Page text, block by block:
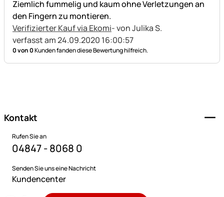
Ziemlich fummelig und kaum ohne Verletzungen an
den Fingern zu montieren.
Verifizierter Kauf via Ekomi- von Julika S.
verfasst am 24.09.2020 16:00:57
0 von 0Kunden fanden diese Bewertung hilfreich.
Kontakt
Rufen Sie an
04847 - 8068 0
Senden Sie uns eine Nachricht
Kundencenter